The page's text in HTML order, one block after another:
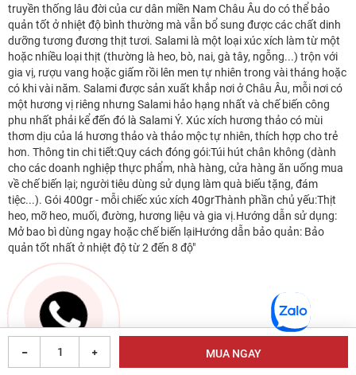
truyền thống lâu đời của cư dân miền Nam Châu Âu do có thể bảo
quản tốt ở nhiệt độ bình thường mà vẫn bổ sung được các chất dinh
dưỡng tương đương thịt tươi. Salami là một loại xúc xích làm từ một
hoặc nhiều loại thịt (thường là heo, bò, nai, gà tây, ngỗng...) trộn với
gia vị, rượu vang hoặc giấm rồi lên men tự nhiên trong vài tháng hoặc
có khi vài năm. Salami được sản xuất khắp nơi ở Châu Âu, mỗi nơi có
một hương vị riêng nhưng Salami hảo hạng nhất và chế biến công
phu nhất phải kể đến đó là Salami Ý. Xúc xích hương thảo có mùi
thơm dịu của lá hương thảo và thảo mộc tự nhiên, thích hợp cho trẻ
hơn. Thông tin chi tiết:Quy cách đóng gói:Túi hút chân không (dành
cho các doanh nghiệp thực phẩm, nhà hàng, cửa hàng ăn uống mua
về chế biến lại; người tiêu dùng sử dụng làm quà biếu tặng, đám
tiệc...). Gói 400gr - mỗi chiếc xúc xích 40grThành phần chủ yếu:Thịt
heo, mỡ heo, muối, đường, hương liệu và gia vị.Hướng dẫn sử dụng:
Mở bao bì dùng ngay hoặc chế biến lạiHướng dẫn bảo quản: Bảo
quản tốt nhất ở nhiệt độ từ 2 đến 8 độ"